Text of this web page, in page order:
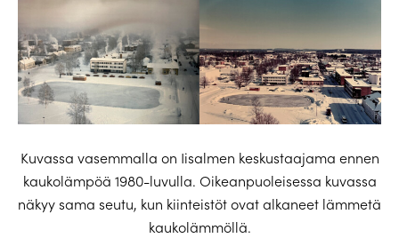
Kuvassa vasemmalla on Iisalmen keskustaajama ennen
kaukolämpöä 1980-luvulla. Oikeanpuoleisessa kuvassa
näkyy sama seutu, kun kiinteistöt ovat alkaneet lämmetä
kaukolämmöllä.